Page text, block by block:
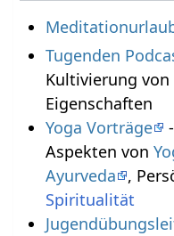
Tugenden
Kultivierung von
Eigenschaften
Yoga Vorträge
Aspekten von
Ayurveda
,
Spiritualität